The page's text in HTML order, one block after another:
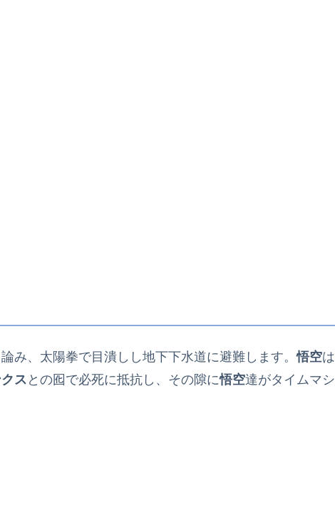
み、太陽拳で目潰しし地下下水道に避難します。悟空
クス との囮で必死に抵抗し、その隙に悟空達がタイムマ